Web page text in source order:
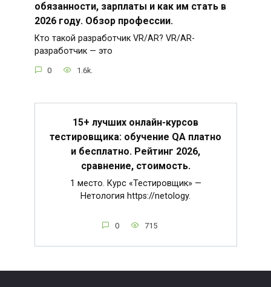
обязанности, зарплаты и как им стать в
2026 году. Обзор профессии.
Кто такой разработчик VR/AR? VR/AR-
разработчик — это
0 1.6k.
15+ лучших онлайн-курсов
тестировщика: обучение QA платно
и бесплатно. Рейтинг 2026,
сравнение, стоимость.
1 место. Курс «Тестировщик» —
Нетология https://netology.
0 715